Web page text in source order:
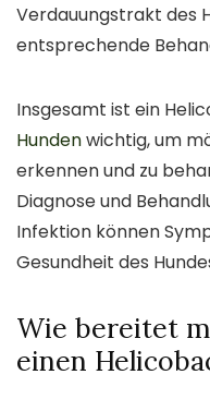
Verdauungstrakt des
entsprechende
Insgesamt ist ein
Hundenwichtig, um
erkennen und zu
Diagnose und
Infektion können
Gesundheit des
Wie bereitet
einen